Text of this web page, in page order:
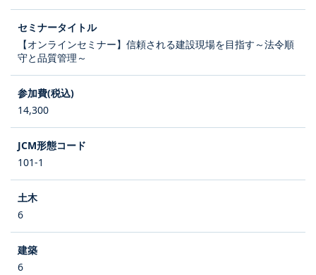
【オンラインセミナー】信頼される建設現場を目指す～法令順
守と品質管理～
14,300
101-1
6
6